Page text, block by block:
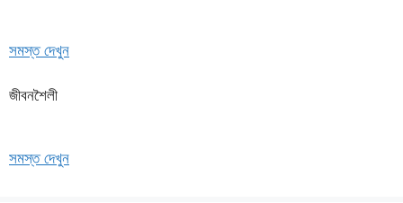
সমস্ত দেখুন
জীবনশৈলী
সমস্ত দেখুন